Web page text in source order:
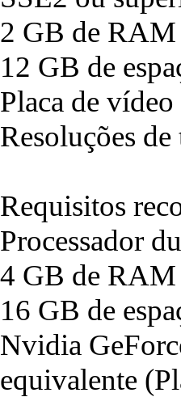
2 GB de RAM
12 GB de
Placa de
Resoluções
Requisitos
Processador
4 GB de RAM
16 GB de
Nvidia
equivalente